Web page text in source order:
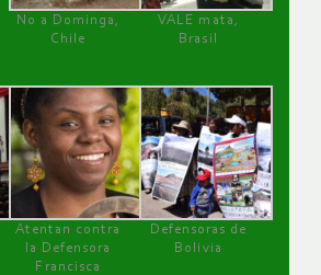
No a Dominga,
Chile
VALE mata,
Brasil
Atentan contra
la Defensora
Francisca
Defensoras de
Bolivia